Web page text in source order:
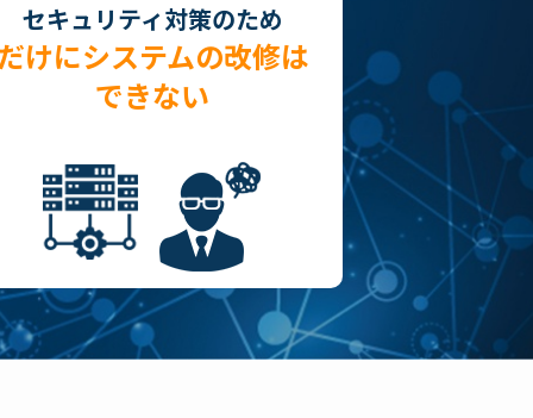
セキュリティ対策のため
けにシステムの改修は
できない